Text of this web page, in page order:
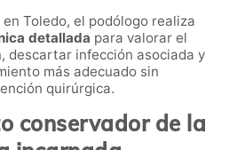
Toledo, el podólogo realiza
detallada para valorar el
descartar infección asociada y
más adecuado sin
quirúrgica.
conservador de la